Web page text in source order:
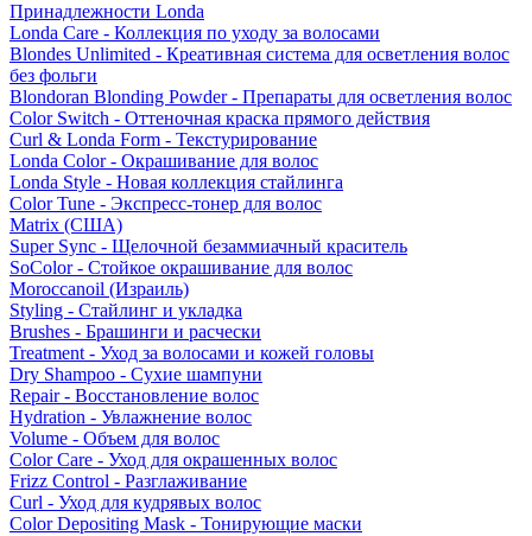
Принадлежности Londa
Londa Care - Коллекция по уходу за волосами
Blondes Unlimited - Креативная система для осветления волос
без фольги
Blondoran Blonding Powder - Препараты для осветления волос
Color Switch - Оттеночная краска прямого действия
Curl & Londa Form - Текстурирование
Londa Color - Окрашивание для волос
Londa Style - Новая коллекция стайлинга
Color Tune - Экспресс-тонер для волос
Matrix (США)
Super Sync - Щелочной безаммиачный краситель
SoColor - Стойкое окрашивание для волос
Moroccanoil (Израиль)
Styling - Стайлинг и укладка
Brushes - Брашинги и расчески
Treatment - Уход за волосами и кожей головы
Dry Shampoo - Сухие шампуни
Repair - Восстановление волос
Hydration - Увлажнение волос
Volume - Объем для волос
Color Care - Уход для окрашенных волос
Frizz Control - Разглаживание
Curl - Уход для кудрявых волос
Color Depositing Mask - Тонирующие маски